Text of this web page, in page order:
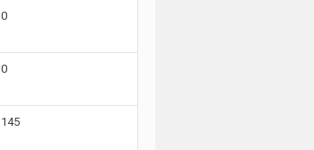
0
0
145